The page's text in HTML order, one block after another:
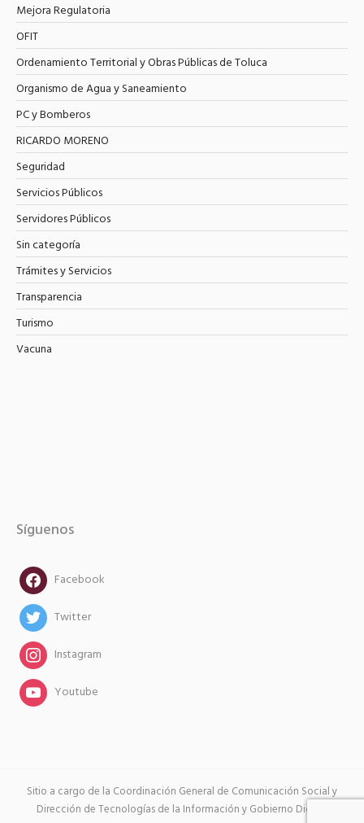
Mejora Regulatoria
OFIT
Ordenamiento Territorial y Obras Públicas de Toluca
Organismo de Agua y Saneamiento
PC y Bomberos
RICARDO MORENO
Seguridad
Servicios Públicos
Servidores Públicos
Sin categoría
Trámites y Servicios
Transparencia
Turismo
Vacuna
Síguenos
facebookFacebook
twitterTwitter
instagramInstagram
instagramYoutube
Sitio a cargo de la Coordinación General de Comunicación Social y
Dirección de Tecnologías de la Información y Gobierno Digital.